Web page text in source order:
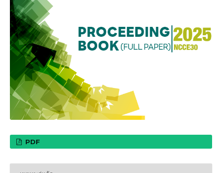
PDF